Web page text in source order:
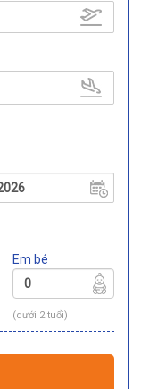
Em bé
(dưới 2 tuổi)